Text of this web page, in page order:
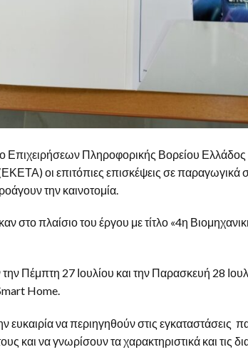
Επιχειρήσεων Πληροφορικής Βορείου
οι επιτόπιες επισκέψεις σε παραγωγικά
την καινοτομία.
στο πλαίσιο του έργου με τίτλο «4η
Πέμπτη 27 Ιουλίου και την Παρασκευή 28
Home.
ευκαιρία να περιηγηθούν στις
να γνωρίσουν τα χαρακτηριστικά και τις